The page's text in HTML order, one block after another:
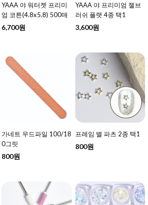
YAAA 야 워터젯 프리미
엄 코튼(4.8x5.8) 500매
6,700원
YAAA 야 프리미엄 젤브
러쉬 플랫 4종 택1
3,600원
가네트 우드파일 100/18
0그릿
800원
프레임 별 파츠 2종 택1
800원